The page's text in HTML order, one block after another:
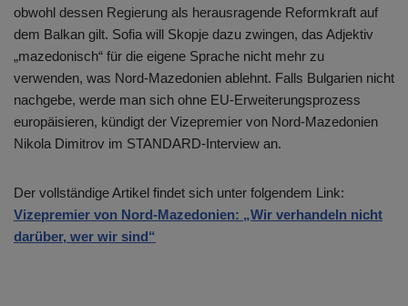
obwohl dessen Regierung als herausragende Reformkraft auf
dem Balkan gilt. Sofia will Skopje dazu zwingen, das Adjektiv
„mazedonisch“ für die eigene Sprache nicht mehr zu
verwenden, was Nord-Mazedonien ablehnt. Falls Bulgarien nicht
nachgebe, werde man sich ohne EU-Erweiterungsprozess
europäisieren, kündigt der Vizepremier von Nord-Mazedonien
Nikola Dimitrov im STANDARD-Interview an.
Der vollständige Artikel findet sich unter folgendem Link:
Vizepremier von Nord-Mazedonien: „Wir verhandeln nicht
darüber, wer wir sind“